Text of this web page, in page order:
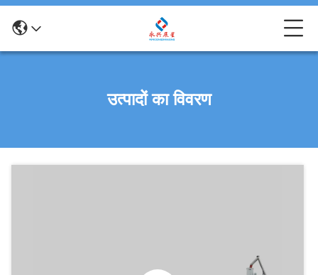
उत्पादों का विवरण